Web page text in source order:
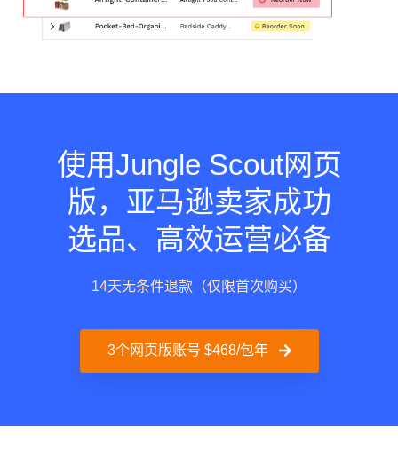
使用Jungle Scout网页
版，亚马逊卖家成功
选品、高效运营必备
14天无条件退款（仅限首次购买）
3个网页版账号 $468/包年